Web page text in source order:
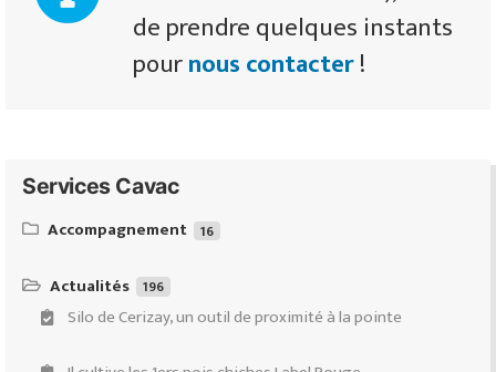
de prendre quelques instants
pournous contacter!
Services Cavac
Accompagnement 16
ruminants
Actualités 196
Silo de Cerizay, un outil de proximité à la pointe